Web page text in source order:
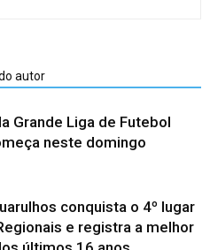
autor
Grande Liga de Futebol
neste domingo
conquista o 4º lugar
e registra a melhor